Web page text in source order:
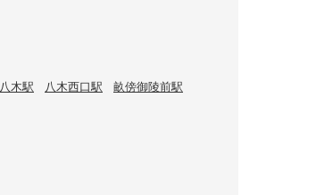
木駅 八木西口駅
畝傍御陵前駅